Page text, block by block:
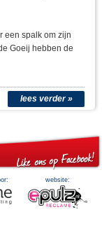
een spalk om zijn
Goeij hebben de
lees verder »
website: